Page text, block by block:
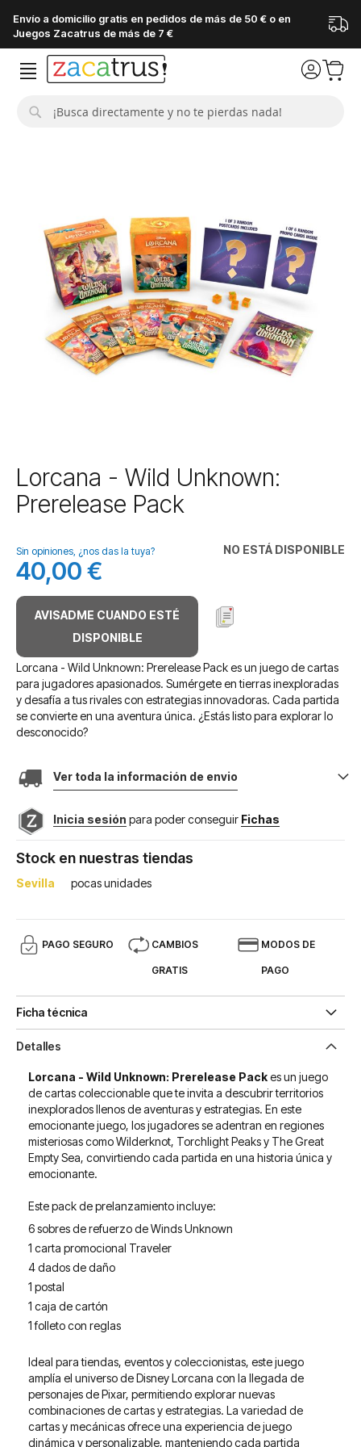
Envío a domicilio gratis en pedidos de más de 50 € o en
Juegos Zacatrus de más de 7 €
imágenes
Saltar
al
comienzo
galería
de
imágenes
Lorcana - Wild Unknown:
Prerelease Pack
NO ESTÁ DISPONIBLE
Sin opiniones, ¿nos das la tuya?
40,00 €
AVISADME CUANDO ESTÉ
DISPONIBLE
Lorcana - Wild Unknown: Prerelease Pack es un juego de cartas
para jugadores apasionados. Sumérgete en tierras inexploradas
y desafía a tus rivales con estrategias innovadoras. Cada partida
se convierte en una aventura única. ¿Estás listo para explorar lo
desconocido?
Ver toda la información de envio
Inicia sesión para poder conseguir Fichas
Stock en nuestras tiendas
Sevilla pocas unidades
PAGO SEGURO CAMBIOS
GRATIS
MODOS DE
PAGO
Ficha técnica
Detalles
Lorcana - Wild Unknown: Prerelease Packes un juego
de cartas coleccionable que te invita a descubrir territorios
inexplorados llenos de aventuras y estrategias. En este
emocionante juego, los jugadores se adentran en regiones
misteriosas como Wilderknot, Torchlight Peaks y The Great
Empty Sea, convirtiendo cada partida en una historia única y
emocionante.
Este pack de prelanzamiento incluye:
6 sobres de refuerzo de Winds Unknown
1 carta promocional Traveler
4 dados de daño
1 postal
1 caja de cartón
1 folleto con reglas
Ideal para tiendas, eventos y coleccionistas, este juego
amplía el universo de Disney Lorcana con la llegada de
personajes de Pixar, permitiendo explorar nuevas
combinaciones de cartas y estrategias. La variedad de
cartas y mecánicas ofrece una experiencia de juego
dinámica y personalizable, manteniendo cada partida